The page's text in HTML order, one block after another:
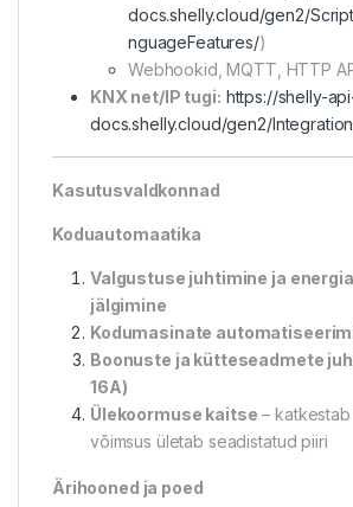
docs.shelly.cloud/gen2/
nguageFeatures/)
Webhookid, MQTT, HTTP
KNX net/IP tugi: https://shelly-
docs.shelly.cloud/gen2/
Kasutusvaldkonnad
Koduautomaatika
Valgustuse juhtimine ja
jälgimine
Kodumasinate
Boonuste ja kütteseadmete
16A)
Ülekoormuse kaitse –
võimsus ületab seadistatud piiri
Ärihooned ja poed